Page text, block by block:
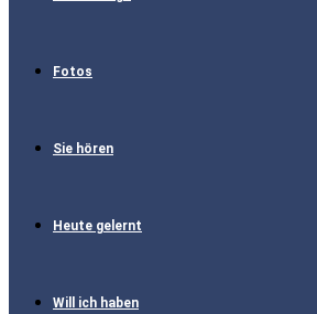
Fotos
Sie hören
Heute gelernt
Will ich haben